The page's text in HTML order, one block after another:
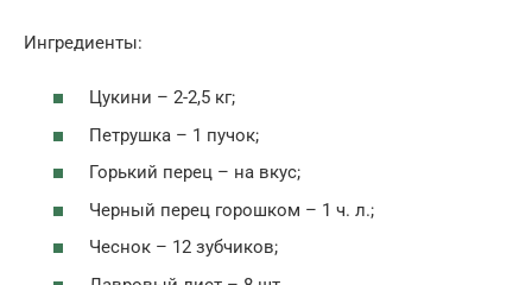
Ингредиенты:
Цукини – 2-2,5 кг;
Петрушка – 1 пучок;
Горький перец – на вкус;
Черный перец горошком – 1 ч. л.;
Чеснок – 12 зубчиков;